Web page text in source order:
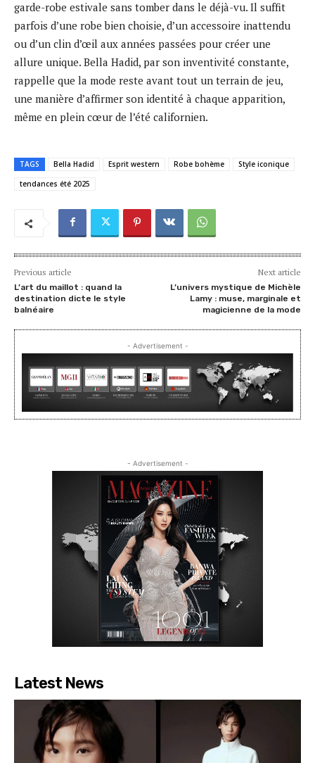
garde-robe estivale sans tomber dans le déjà-vu. Il suffit
parfois d’une robe bien choisie, d’un accessoire inattendu
ou d’un clin d’œil aux années passées pour créer une
allure unique. Bella Hadid, par son inventivité constante,
rappelle que la mode reste avant tout un terrain de jeu,
une manière d’affirmer son identité à chaque apparition,
même en plein cœur de l’été californien.
TAGS Bella Hadid Esprit western Robe bohème
Style iconique
tendances été 2025
Previous article
L’art du maillot : quand la
destination dicte le style
balnéaire
Next article
L’univers mystique de Michèle
Lamy : muse, marginale et
magicienne de la mode
- Advertisement -
- Advertisement -
Latest News